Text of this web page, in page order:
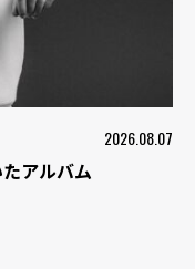
2026.08.07
アルバム